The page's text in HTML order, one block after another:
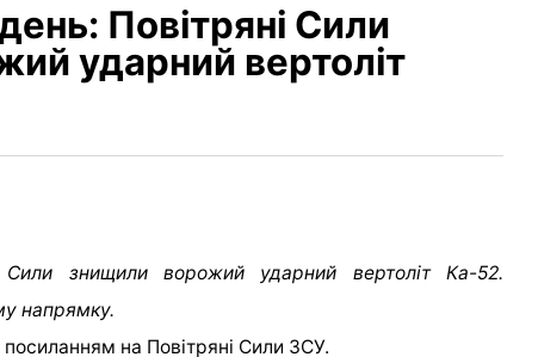
Повітряні Сили
ударний вертоліт
Сили знищили ворожий ударний вертоліт Ка-52.
напрямку.
на Повітряні Сили ЗСУ.